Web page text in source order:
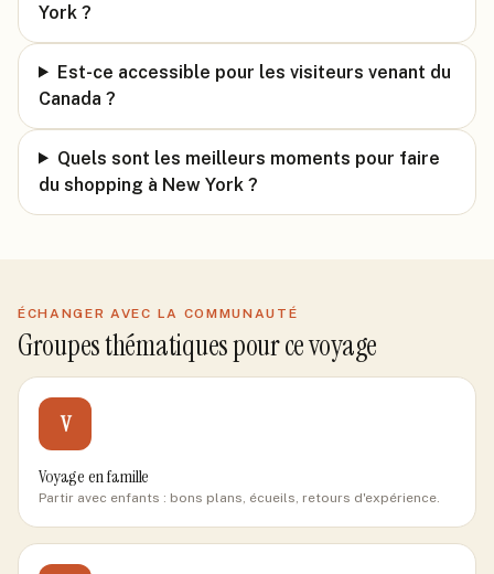
York ?
Est-ce accessible pour les visiteurs venant du
Canada ?
Quels sont les meilleurs moments pour faire
du shopping à New York ?
ÉCHANGER AVEC LA COMMUNAUTÉ
Groupes thématiques pour ce voyage
V
Voyage en famille
Partir avec enfants : bons plans, écueils, retours d'expérience.